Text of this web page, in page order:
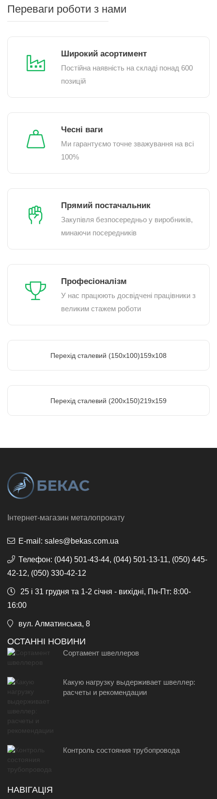
Переваги роботи з нами
Широкий асортимент
Постійна наявність на складі понад 600
позицій
Чесні ваги
Ми гарантуємо точне зважування на всі
100%
Прямий постачальник
Закупівля безпосередньо у виробників,
минаючи посередників
Професіоналізм
У нас працюють досвідчені працівники з
великим стажем роботи
Перехід сталевий (150х100)159х108
Перехід сталевий (200х150)219х159
Інтернет-магазин металопрокату
E-mail: sales@bekas.com.ua
Телефон: (044) 501-43-44, (044) 501-13-11, (050) 445-
42-12, (050) 330-42-12
25 і 31 грудня та 1-2 січня - вихідні, Пн-Пт: 8:00-
16:00
вул. Алматинська, 8
ОСТАННІ НОВИНИ
Сортамент швеллеров
Какую нагрузку выдерживает швеллер:
расчеты и рекомендации
Контроль состояния трубопровода
НАВІГАЦІЯ